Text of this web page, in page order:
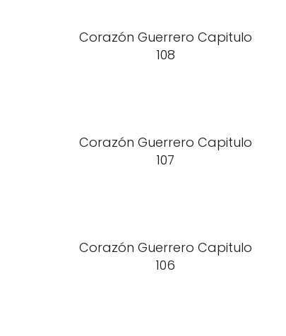
Corazón Guerrero Capitulo
108
Corazón Guerrero Capitulo
107
Corazón Guerrero Capitulo
106